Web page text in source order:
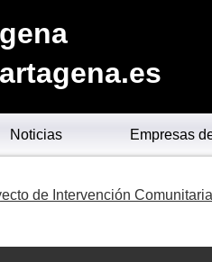
Noticias Empresas
de Intervención